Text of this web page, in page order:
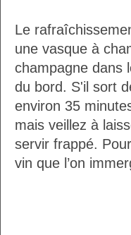
Le
une vasque à
champagne dans
du bord. S'il sort
environ 35
mais veillez à
servir frappé.
vin que l’on